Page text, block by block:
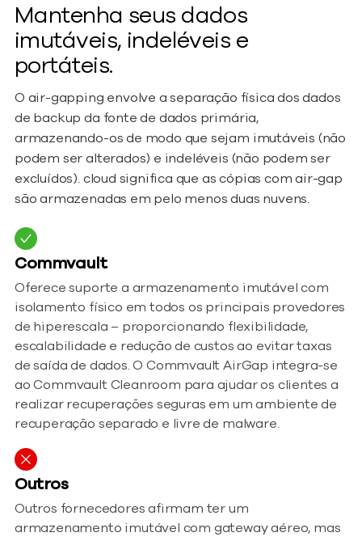
Mantenha seus dados
imutáveis, indeléveis e
portáteis.
O air-gapping envolve a separação física dos dados
de backup da fonte de dados primária,
armazenando-os de modo que sejam imutáveis (não
podem ser alterados) e indeléveis (não podem ser
excluídos). cloud significa que as cópias com air-gap
são armazenadas em pelo menos duas nuvens.
Commvault
Oferece suporte a armazenamento imutável com
isolamento físico em todos os principais provedores
de hiperescala – proporcionando flexibilidade,
escalabilidade e redução de custos ao evitar taxas
de saída de dados. O Commvault AirGap integra-se
ao Commvault Cleanroom para ajudar os clientes a
realizar recuperações seguras em um ambiente de
recuperação separado e livre de malware.
Outros
Outros fornecedores afirmam ter um
armazenamento imutável com gateway aéreo, mas